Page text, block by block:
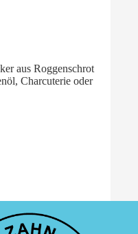
aus Roggenschrot
Charcuterie oder